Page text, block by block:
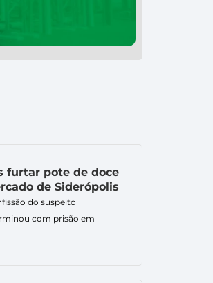
furtar pote de doce
de Siderópolis
do suspeito
com prisão em
em flagrante por furto na